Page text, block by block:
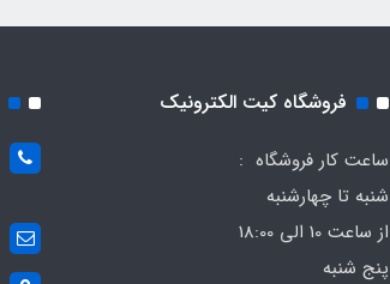
فروشگاه کیت الکترونیک
ساعت کار فروشگاه :
شنبه تا چهارشنبه
از ساعت 10 الی 18:00
پنج شنبه